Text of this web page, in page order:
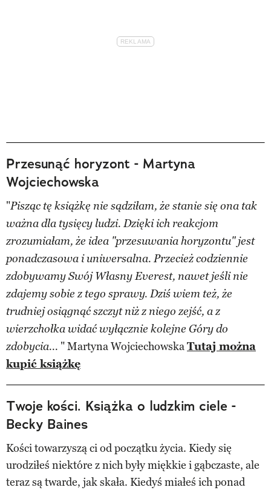
Przesunąć horyzont - Martyna
Wojciechowska
"Pisząc tę książkę nie sądziłam, że stanie się ona tak
ważna dla tysięcy ludzi. Dzięki ich reakcjom
zrozumiałam, że idea "przesuwania horyzontu" jest
ponadczasowa i uniwersalna. Przecież codziennie
zdobywamy Swój Własny Everest, nawet jeśli nie
zdajemy sobie z tego sprawy. Dziś wiem też, że
trudniej osiągnąć szczyt niż z niego zejść, a z
wierzchołka widać wyłącznie kolejne Góry do
zdobycia... " Martyna WojciechowskaTutaj można
kupić książkę
Twoje kości. Książka o ludzkim ciele -
Becky Baines
Kości towarzyszą ci od początku życia. Kiedy się
urodziłeś niektóre z nich były miękkie i gąbczaste, ale
teraz są twarde, jak skała. Kiedyś miałeś ich ponad